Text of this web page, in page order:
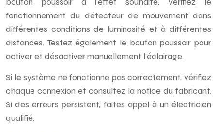
fonctionnement du détecteur de mouvement dans
différentes conditions de luminosité et à différentes
distances. Testez également le bouton poussoir pour
activer et désactiver manuellement l’éclairage.
Si le système ne fonctionne pas correctement, vérifiez
chaque connexion et consultez la notice du fabricant.
Si des erreurs persistent, faites appel à un électricien
qualifié.